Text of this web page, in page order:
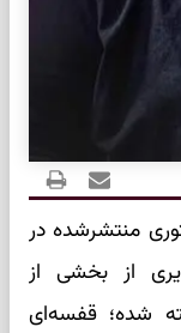
منتشرشده در
از بخشی از
شده؛ قفسه‌ای